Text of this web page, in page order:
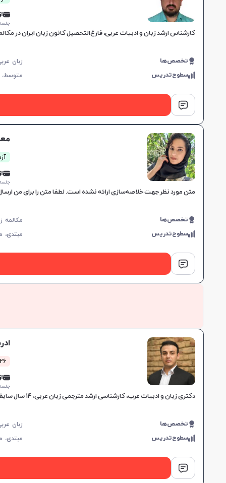
از
جلسه ۱
کارشناس ارشد زبان و ادبیات عربی، فارغ‌التحصیل کانون زبان ایران در
تخصص‌ها
سطوح‌تدریس متوسط،
از
جلسه ۱
متن مورد نظر جهت خلاصه‌سازی ارائه نشده است. لطفا متن را برای من
تخصص‌ها
سطوح‌تدریس مبتدی،
26 کلاس موفق
از
جلسه ۱
دکتری زبان و ادبیات عرب، کارشناسی ارشد مترجمی زبان عربی، ۱۴ سال سابقه تدریس، مؤلف و مترجم ۱۰ عنوان کتاب، روش تدریس استاندارد و کاربردی.
تخصص‌ها
سطوح‌تدریس مبتدی،